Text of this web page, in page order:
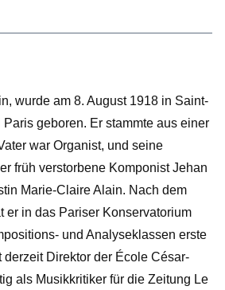
wurde am 8. August 1918 in Saint-
geboren. Er stammte aus einer
war Organist, und seine
früh verstorbene Komponist Jehan
Marie-Claire Alain. Nach dem
er in das Pariser Konservatorium
und Analyseklassen erste
derzeit Direktor der École César-
als Musikkritiker für die Zeitung Le